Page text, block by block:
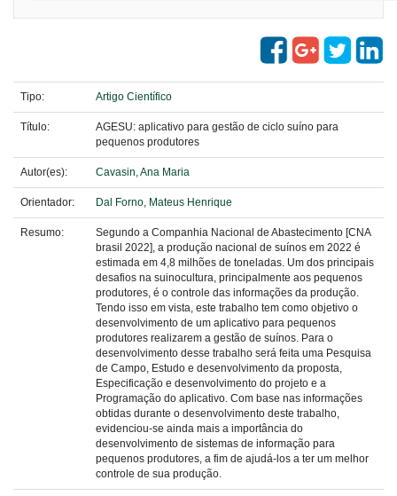
Tipo: Artigo Científico
Título:
AGESU: aplicativo para gestão de ciclo suíno para
pequenos produtores
Autor(es): Cavasin, Ana Maria
Orientador: Dal Forno, Mateus Henrique
Resumo:
Segundo a Companhia Nacional de Abastecimento [CNA
brasil 2022], a produção nacional de suínos em 2022 é
estimada em 4,8 milhões de toneladas. Um dos principais
desafios na suinocultura, principalmente aos pequenos
produtores, é o controle das informações da produção.
Tendo isso em vista, este trabalho tem como objetivo o
desenvolvimento de um aplicativo para pequenos
produtores realizarem a gestão de suínos. Para o
desenvolvimento desse trabalho será feita uma Pesquisa
de Campo, Estudo e desenvolvimento da proposta,
Especificação e desenvolvimento do projeto e a
Programação do aplicativo. Com base nas informações
obtidas durante o desenvolvimento deste trabalho,
evidenciou-se ainda mais a importância do
desenvolvimento de sistemas de informação para
pequenos produtores, a fim de ajudá-los a ter um melhor
controle de sua produção.